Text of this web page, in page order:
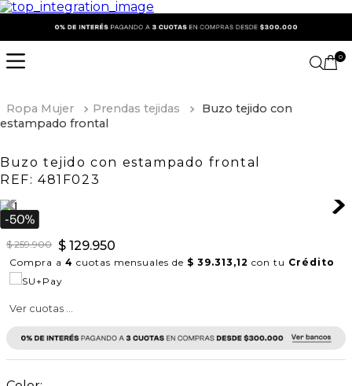
0
Ropa Mujer Prendas tejidas
Buzo tejido con
estampado frontal
Buzo tejido con estampado frontal
REF: 481F023
$ 259.900 $ 129.950
Compra a 4 cuotas mensuales de $ 39.313,12 con tu Crédito
Ver cuotas ...